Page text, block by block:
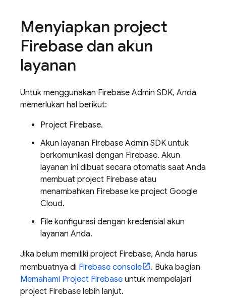
Menyiapkan project
Firebase dan akun
layanan
Untuk menggunakan Firebase Admin SDK, Anda
memerlukan hal berikut:
Project Firebase.
Akun layanan Firebase Admin SDK untuk
berkomunikasi dengan Firebase. Akun
layanan ini dibuat secara otomatis saat Anda
membuat project Firebase atau
menambahkan Firebase ke project Google
Cloud.
File konfigurasi dengan kredensial akun
layanan Anda.
Jika belum memiliki project Firebase, Anda harus
membuatnya di Firebase console
. Buka bagian
Memahami Project Firebase untuk mempelajari
project Firebase lebih lanjut.